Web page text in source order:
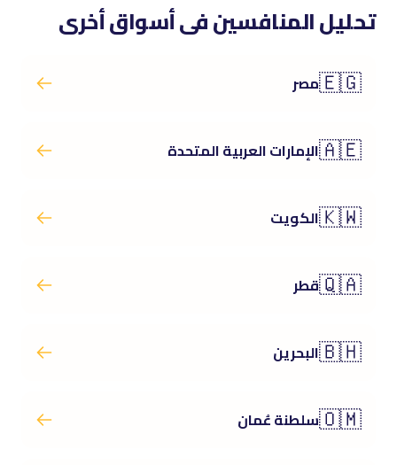
تحليل المنافسين فى أسواق أخرى
🇪🇬مصر
🇦🇪الإمارات العربية المتحدة
🇰🇼الكويت
🇶🇦قطر
🇧🇭البحرين
🇴🇲سلطنة عُمان